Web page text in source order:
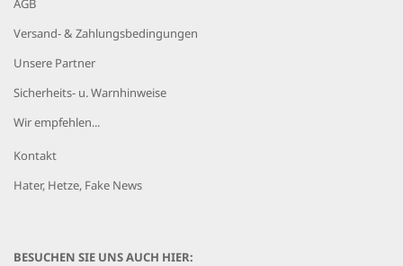
AGB
Versand- & Zahlungsbedingungen
Unsere Partner
Sicherheits- u. Warnhinweise
Wir empfehlen...
Kontakt
Hater, Hetze, Fake News
BESUCHEN SIE UNS AUCH HIER: